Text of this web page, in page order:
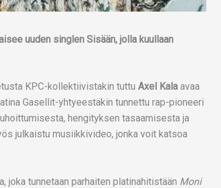
uuden singlen Sisään, jolla kuullaan
KPC-kollektiivistakin tuttu Axel Kala avaa
Gasellit-yhtyeestäkin tunnettu rap-pioneeri
hengityksen tasaamisesta ja
julkaistu musiikkivideo, jonka voit katsoa
joka tunnetaan parhaiten platinahitistään Moni